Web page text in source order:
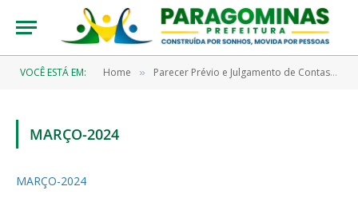
VOCÊ ESTÁ EM: Home » Parecer Prévio e Julgamento de Contas
MARÇO-2024
MARÇO-2024